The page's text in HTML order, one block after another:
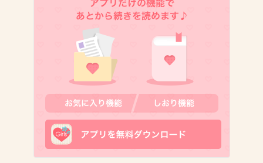
2015/05/14(木) 22:43:26
2015/05/14(木) 22:43:37
とっとと、辞めて貰って結構です！